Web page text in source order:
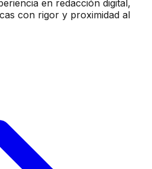
en redacción digital,
con rigor y proximidad al